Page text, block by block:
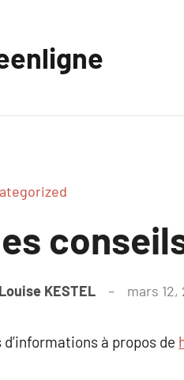
Louise KESTEL mars 12,
d’informations à propos de